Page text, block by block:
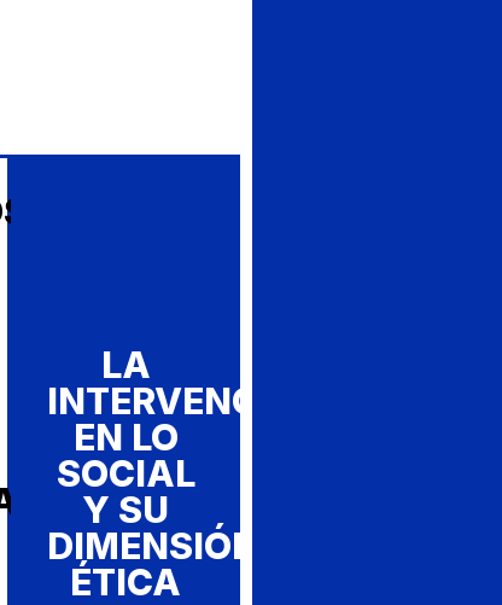
LA
INTERVENCIÓN
EN LO
SOCIAL
Y SU
DIMENSIÓN
ÉTICA